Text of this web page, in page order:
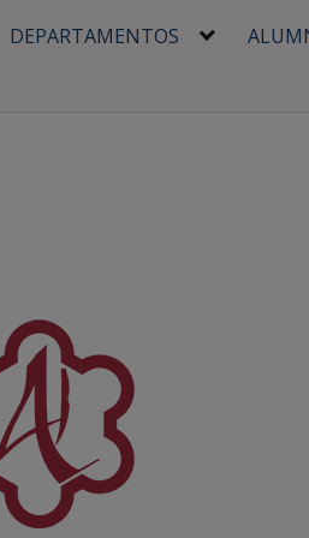
DEPARTAMENTOS